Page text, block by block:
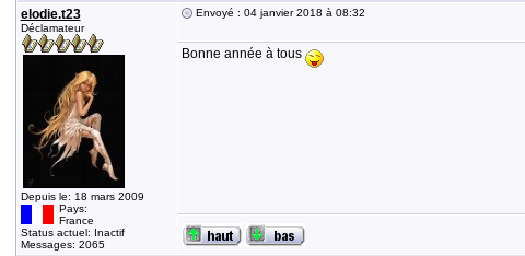
elodie.t23
Déclamateur
Depuis le: 18 mars 2009
Pays:
France
Status actuel: Inactif
Messages: 2065
Envoyé : 04 janvier 2018 à 08:32
Bonne année à tous